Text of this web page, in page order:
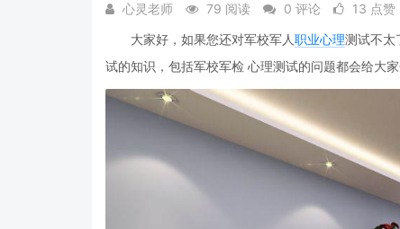
心灵老师 79 阅读 0 评论
13 点赞
大家好，如果您还对军校军人职业心理测试不太
试的知识，包括军校军检 心理测试的问题都会给大